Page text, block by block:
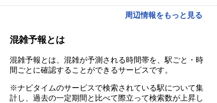
周辺情報をもっと見る
混雑予報とは
混雑予報とは、混雑が予測される時間帯を、駅ごと・時
間ごとに確認することができるサービスです。
※ナビタイムのサービスで検索されている駅について集
計し、過去の一定期間と比べて際立って検索数が上昇し